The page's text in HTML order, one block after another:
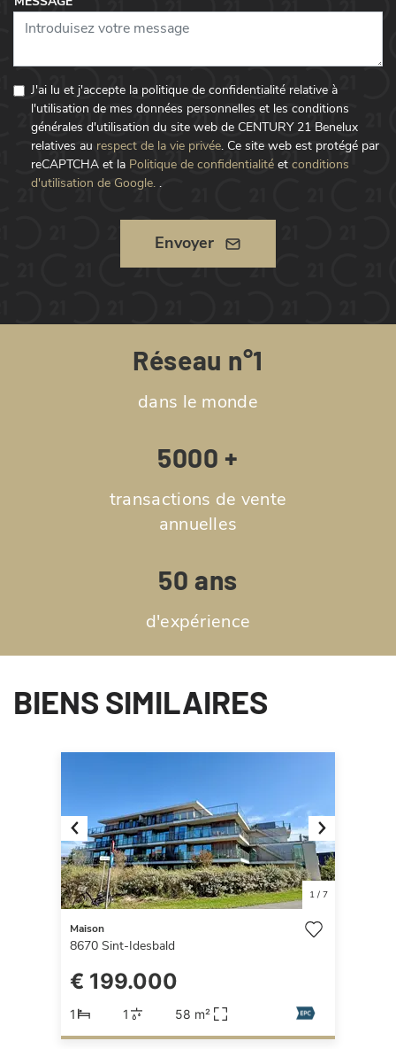
J'ai lu et j'accepte la politique de confidentialité relative à
l'utilisation de mes données personnelles et les conditions
générales d'utilisation du site web de CENTURY 21 Benelux
relatives au respect de la vie privée. Ce site web est protégé par
reCAPTCHA et la Politique de confidentialité et conditions
d'utilisation de Google. .
Envoyer
Réseau n°1
dans le monde
5000 +
transactions de vente
annuelles
50 ans
d'expérience
BIENS SIMILAIRES
Previous Next
1/ 7
Maison
8670 Sint-Idesbald
€ 199.000
1 1 58 m²